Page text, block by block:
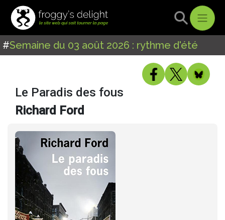
#Semaine du 03 août 2026 : rythme d'été
Le Paradis des fous
Richard Ford